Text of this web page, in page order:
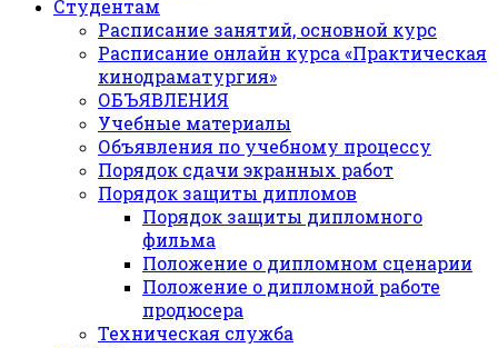
Студентам
Расписание занятий, основной курс
Расписание онлайн курса «Практическая
кинодраматургия»
ОБЪЯВЛЕНИЯ
Учебные материалы
Объявления по учебному процессу
Порядок сдачи экранных работ
Порядок защиты дипломов
Порядок защиты дипломного
фильма
Положение о дипломном сценарии
Положение о дипломной работе
продюсера
Техническая служба